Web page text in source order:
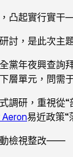
凸起實行實
討，是此次主
黨年夜興查詢
層單元，問需
調研，重視從
易近政策“
動檢視整改——